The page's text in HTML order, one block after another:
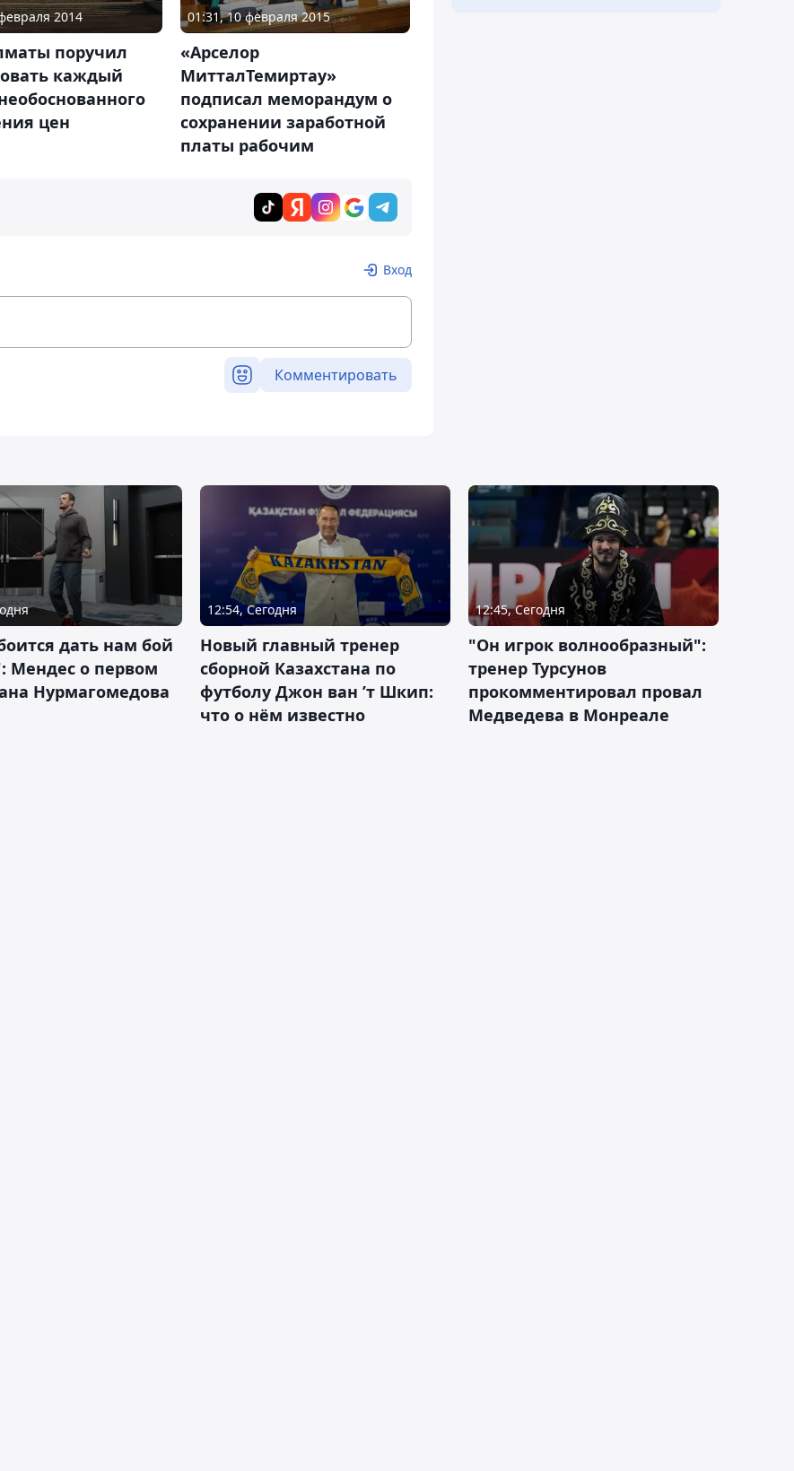
2014
поручил
каждый
цен
01:31, 10 февраля 2015
«Арселор
МитталТемиртау»
подписал меморандум о
сохранении заработной
платы рабочим
Вход
Комментировать
дать нам бой
Мендес о первом
Нурмагомедова
12:54, Сегодня
Новый главный тренер
сборной Казахстана по
футболу Джон ван ’т Шкип:
что о нём известно
12:45, Сегодня
"Он игрок волнообразный":
тренер Турсунов
прокомментировал провал
Медведева в Монреале